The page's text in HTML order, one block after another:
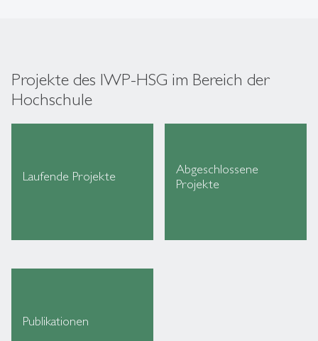
Projekte des IWP-HSG im Bereich der
Hochschule
Laufende Projekte
Abgeschlossene
Projekte
Publikationen